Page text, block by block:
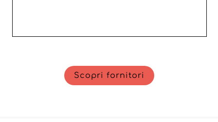
Scopri fornitori